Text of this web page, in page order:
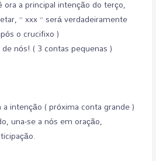
a principal intenção do terço,
” xxx ” será verdadeiramente
o crucifixo )
nós! ( 3 contas pequenas )
intenção ( próxima conta grande )
una-se a nós em oração,